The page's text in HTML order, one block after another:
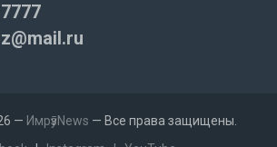
— ИмрӯзNews — Все права защищены.